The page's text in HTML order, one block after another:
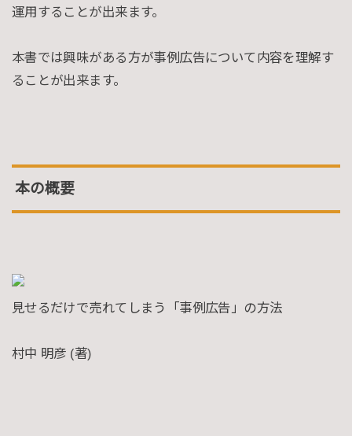
運用することが出来ます。
本書では興味がある方が事例広告について内容を理解す
ることが出来ます。
本の概要
見せるだけで売れてしまう「事例広告」の方法
村中 明彦 (著)